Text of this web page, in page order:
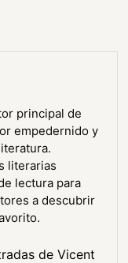
principal de
empedernido y
literarias
lectura para
a descubrir
de Vicent